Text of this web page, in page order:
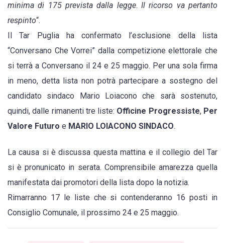
il
della
lista
“Conversano
Che
Vorrei”.
Le
firme
sono
174
anziché
175
minima di 175 prevista dalla legge.Il ricorso va pertanto
respinto“.
Il Tar Puglia ha confermato l’esclusione della lista
“Conversano Che Vorrei” dalla competizione elettorale che
si terrà a Conversano il 24 e 25 maggio. Per una sola firma
in meno, detta lista non potrà partecipare a sostegno del
candidato sindaco Mario Loiacono che sarà sostenuto,
quindi, dalle rimanenti tre liste: Officine Progressiste, Per
Valore Futuro e MARIO LOIACONO SINDACO.
La causa si è discussa questa mattina e il collegio del Tar
si è pronunicato in serata. Comprensibile amarezza quella
manifestata dai promotori della lista dopo la notizia.
Rimarranno 17 le liste che si contenderanno 16 posti in
Consiglio Comunale, il prossimo 24 e 25 maggio.